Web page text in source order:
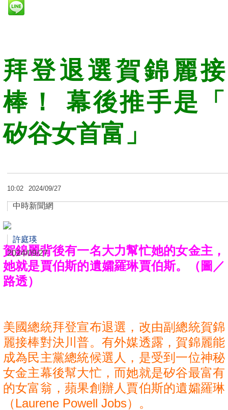
拜登退選賀錦麗接
棒！ 幕後推手是「
矽谷女首富」
10:02 2024/09/27
中時新聞網
許庭瑛
2024/09/27
賀錦麗背後有一名大力幫忙她的女金主，
她就是賈伯斯的遺孀羅琳賈伯斯。（圖／
路透）
美國總統拜登宣布退選，改由副總統賀錦
麗接棒對決川普。有外媒透露，賀錦麗能
成為民主黨總統候選人，是受到一位神秘
女金主幕後幫大忙，而她就是矽谷最富有
的女富翁，蘋果創辦人賈伯斯的遺孀羅琳
（Laurene Powell Jobs）。